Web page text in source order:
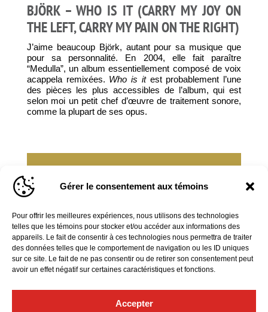
Gérer le consentement aux témoins
Pour offrir les meilleures expériences, nous utilisons des technologies
telles que les témoins pour stocker et/ou accéder aux informations des
appareils. Le fait de consentir à ces technologies nous permettra de traiter
des données telles que le comportement de navigation ou les ID uniques
sur ce site. Le fait de ne pas consentir ou de retirer son consentement peut
avoir un effet négatif sur certaines caractéristiques et fonctions.
Accepter
BJÖRK – WHO IS IT (CARRY MY JOY ON
THE LEFT, CARRY MY PAIN ON THE RIGHT)
J’aime beaucoup Björk, autant pour sa musique que
pour sa personnalité. En 2004, elle fait paraître
“Medulla”, un album essentiellement composé de voix
acappela remixées. Who is itest probablement l’une
des pièces les plus accessibles de l’album, qui est
selon moi un petit chef d’œuvre de traitement sonore,
comme la plupart de ses opus.
Retrouvez Valérie Milot lors de notre
concertInvitation à la harpe, le 2 mars
PROCUREZ-VOUS DES BILLETS ICI!